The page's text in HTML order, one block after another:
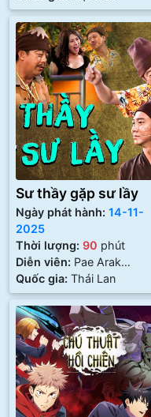
Sư thầy gặp sư lầy
Ngày phát hành: 14-11-
2025
Thời lượng: 90 phút
Diễn viên: Pae Arak
Amornsupasiri, Foei Patara
Eksangkul, Kornnaphat
Sethratanapong
Quốc gia: Thái Lan